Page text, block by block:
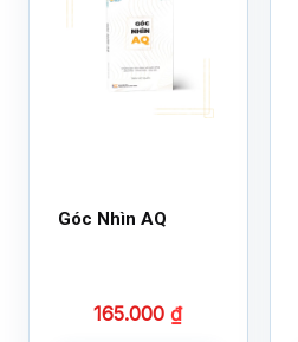
Góc Nhìn AQ
165.000₫